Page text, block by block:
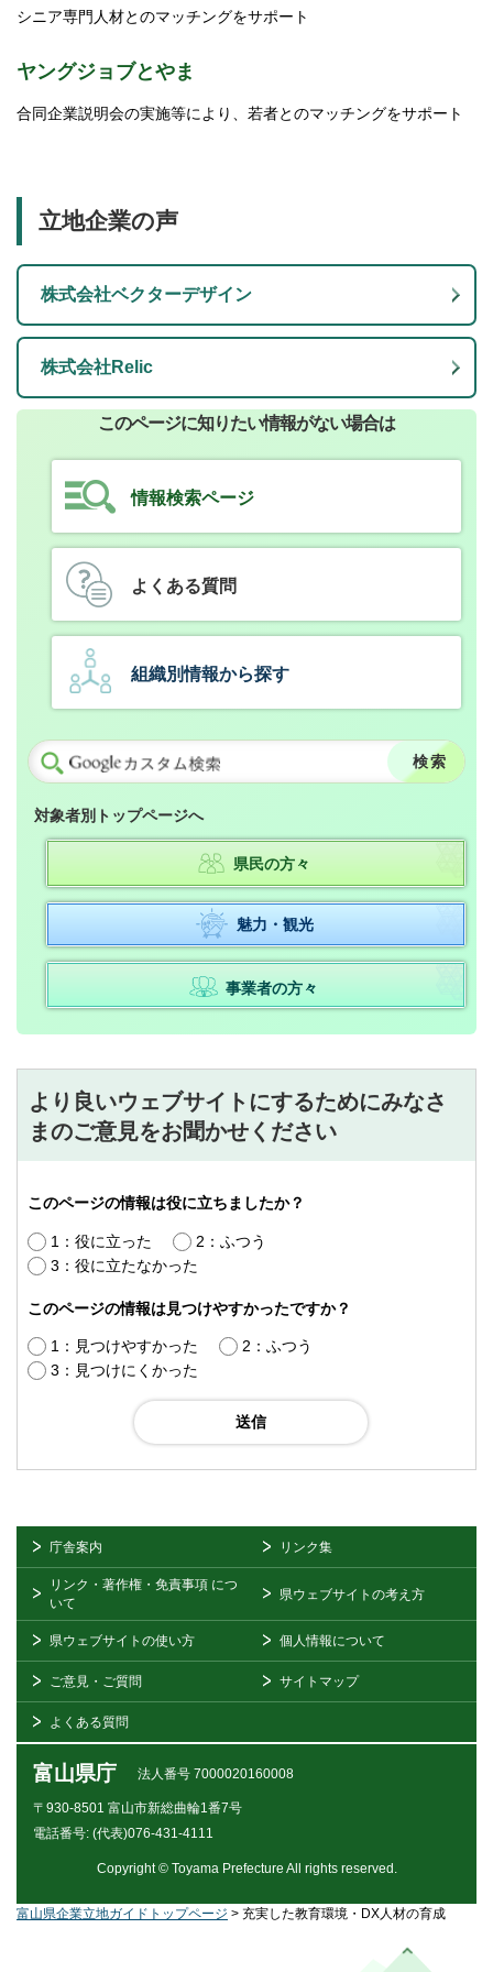
シニア専門人材とのマッチングをサポート
ヤングジョブとやま
合同企業説明会の実施等により、若者とのマッチングをサポート
立地企業の声
株式会社ベクターデザイン
株式会社Relic
このページに知りたい情報がない場合は
情報検索ページ
よくある質問
組織別情報から探す
対象者別トップページへ
県民の方々
魅力・観光
事業者の方々
より良いウェブサイトにするためにみなさ
まのご意見をお聞かせください
このページの情報は役に立ちましたか？
1：役に立った
2：ふつう
3：役に立たなかった
このページの情報は見つけやすかったですか？
1：見つけやすかった
2：ふつう
3：見つけにくかった
庁舎案内 リンク集
リンク・著作権・免責事項 につ
いて
県ウェブサイトの考え方
県ウェブサイトの使い方 個人情報について
ご意見・ご質問 サイトマップ
よくある質問
富山県庁 法人番号 7000020160008
〒930-8501 富山市新総曲輪1番7号
電話番号: (代表)076-431-4111
Copyright © Toyama Prefecture All rights reserved.
富山県企業立地ガイドトップページ > 充実した教育環境・DX人材の育成